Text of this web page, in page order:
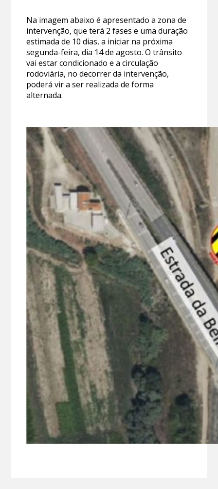
Na imagem abaixo é apresentado a zona de
intervenção, que terá 2 fases e uma duração
estimada de 10 dias, a iniciar na próxima
segunda-feira, dia 14 de agosto. O trânsito
vai estar condicionado e a circulação
rodoviária, no decorrer da intervenção,
poderá vir a ser realizada de forma
alternada.